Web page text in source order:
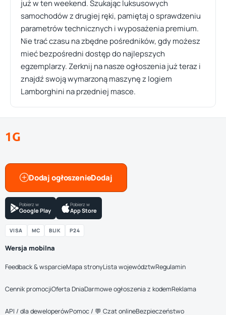
już w ten weekend. Szukając luksusowych
samochodów z drugiej ręki, pamiętaj o sprawdzeniu
parametrów technicznych i wyposażenia premium.
Nie trać czasu na zbędne pośredników, gdy możesz
mieć bezpośredni dostęp do najlepszych
egzemplarzy. Zerknij na nasze ogłoszenia już teraz i
znajdź swoją wymarzoną maszynę z logiem
Lamborghini na przedniej masce.
1G
Dodaj ogłoszenie
Pobierz w
Google Play
Pobierz w
App Store
VISA MC BLIK P24
Wersja mobilna
Feedback & wsparcieMapa stronyLista województwRegulamin
Cennik promocjiOferta DniaDarmowe ogłoszenia z kodemReklama
API / dla deweloperówPomoc / 💬 Czat onlineBezpieczeństwo